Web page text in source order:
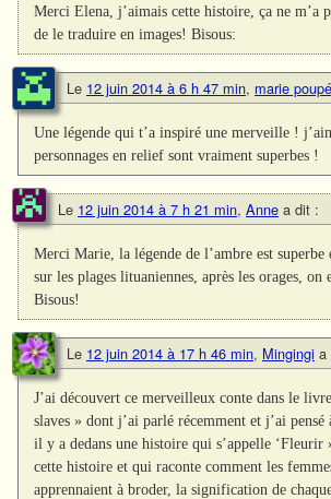
Merci Elena, j’aimais cette histoire, ça ne m’a
de le traduire en images! Bisous:
Le 12 juin 2014 à 6 h 47 min, marie
Une légende qui t’a inspiré une merveille !
personnages en relief sont vraiment superbes !
Le 12 juin 2014 à 7 h 21 min, Anne a dit :
Merci Marie, la légende de l’ambre est
sur les plages lituaniennes, après les orages, on
Bisous!
Le 12 juin 2014 à 17 h 46 min, Mingingi a
J’ai découvert ce merveilleux conte dans le
slaves » dont j’ai parlé récemment et j’ai
il y a dedans une histoire qui s’appelle
cette histoire et qui raconte comment les
apprennaient à broder, la signification de